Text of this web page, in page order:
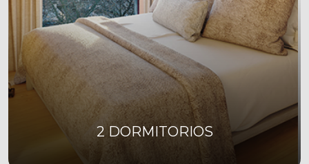
2 DORMITORIOS